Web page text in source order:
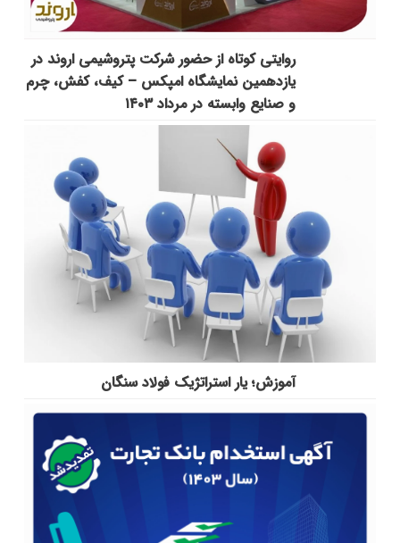
روایتی کوتاه از حضور شرکت پتروشیمی اروند در
یازدهمین نمایشگاه امپکس‌ – کیف، کفش، چرم
و صنایع وابسته در مرداد ۱۴۰۳
آموزش؛ یار استراتژیک فولاد سنگان